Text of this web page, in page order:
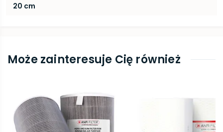
20 cm
Może zainteresuje Cię również